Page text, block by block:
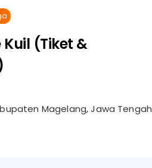
(Tiket &
Magelang, Jawa Tengah